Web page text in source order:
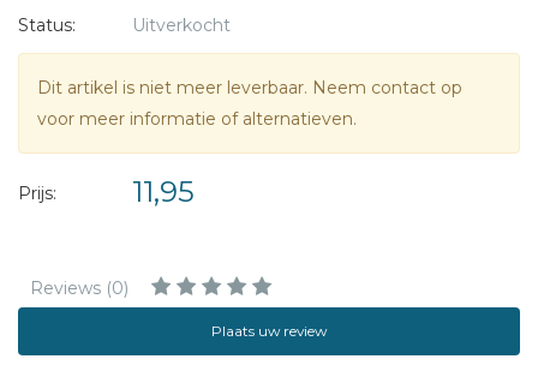
Status:
Uitverkocht
Dit artikel is niet meer leverbaar. Neem contact op
voor meer informatie of alternatieven.
Prijs: 11,95
Reviews (0)
Plaats uw review